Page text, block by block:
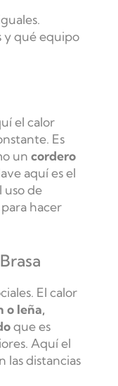
y qué equipo
el calor
Es
un cordero
aquí es el
uso de
hacer
El calor
o leña,
que es
Aquí el
las distancias